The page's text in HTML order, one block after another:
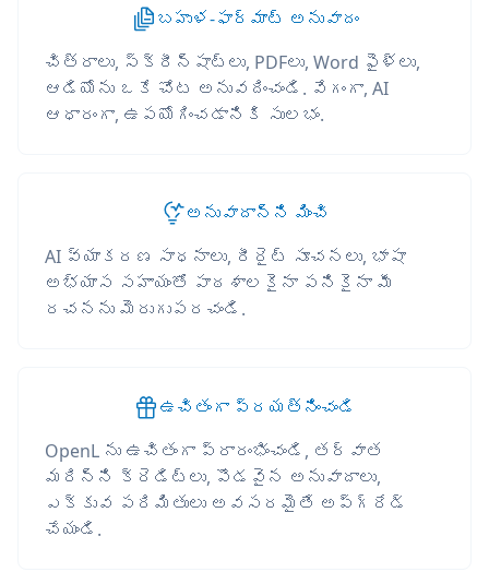
బహుళ-ఫార్మాట్ అనువాదం
చిత్రాలు, స్క్రీన్‌షాట్‌లు, PDFలు, Word ఫైళ్లు,
ఆడియోను ఒకే చోట అనువదించండి. వేగంగా, AI
ఆధారంగా, ఉపయోగించడానికి సులభం.
అనువాదాన్ని మించి
AI వ్యాకరణ సాధనాలు, రీరైట్ సూచనలు, భాషా
అభ్యాస సహాయంతో పాఠశాలకైనా పనికైనా మీ
రచనను మెరుగుపరచండి.
ఉచితంగా ప్రయత్నించండి
OpenL ను ఉచితంగా ప్రారంభించండి, తర్వాత
మరిన్ని క్రెడిట్లు, పొడవైన అనువాదాలు,
ఎక్కువ పరిమితులు అవసరమైతే అప్‌గ్రేడ్
చేయండి.